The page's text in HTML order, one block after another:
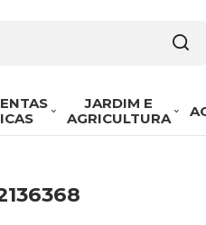
JARDIM E
AGRICULTURA